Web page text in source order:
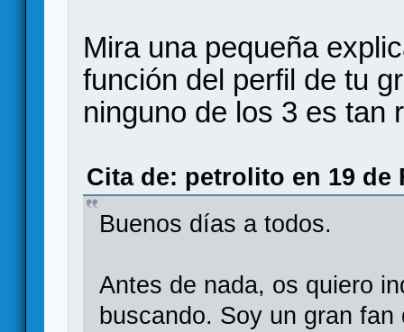
Mira una pequeña
función del perfil de tu
ninguno de los 3 es tan
Cita de: petrolito en 19 de
Buenos días a todos.
Antes de nada, os quiero
buscando. Soy un gran